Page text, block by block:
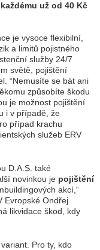
už od 40 Kč
je vysoce flexibilní,
a limitů pojistného
služby 24/7
světě, pojištění
“Nemusíte se bát ani
způsobíte škodu
je možnost pojištění
i v případě, že
případ krachu
služeb ERV
D.A.S. také
novinkou je pojištění
akcí, “
Evropské Ondřej
likvidace škod, kdy
Pro ty, kdo